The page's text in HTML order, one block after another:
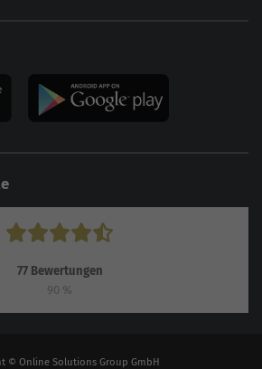
77Bewertungen
90 %
© Online Solutions Group GmbH